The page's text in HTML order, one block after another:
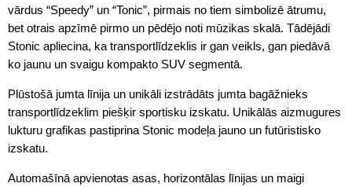
vārdus “Speedy” un “Tonic”, pirmais no tiem simbolizē ātrumu,
bet otrais apzīmē pirmo un pēdējo noti mūzikas skalā. Tādējādi
Stonic apliecina, ka transportlīdzeklis ir gan veikls, gan piedāvā
ko jaunu un svaigu kompakto SUV segmentā.
Plūstošā jumta līnija un unikāli izstrādāts jumta bagāžnieks
transportlīdzeklim piešķir sportisku izskatu. Unikālās aizmugures
lukturu grafikas pastiprina Stonic modeļa jauno un futūristisko
izskatu.
Automašīnā apvienotas asas, horizontālas līnijas un maigi